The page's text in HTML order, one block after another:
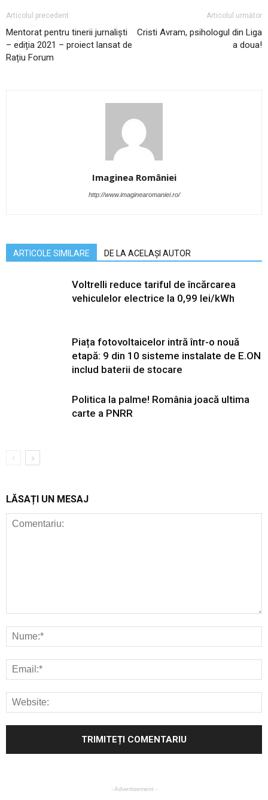
Articolul precedent
Mentorat pentru tinerii jurnaliști
– ediția 2021 – proiect lansat de
Rațiu Forum
Articolul următor
Cristi Avram, psihologul din Liga
a doua!
Imaginea României
http://www.imaginearomaniei.ro/
ARTICOLE SIMILARE DE LA ACELAȘI AUTOR
Voltrelli reduce tariful de încărcarea
vehiculelor electrice la 0,99 lei/kWh
Piața fotovoltaicelor intră într-o nouă
etapă: 9 din 10 sisteme instalate de E.ON
includ baterii de stocare
Politica la palme! România joacă ultima
carte a PNRR
LĂSAȚI UN MESAJ
- Advertisement -